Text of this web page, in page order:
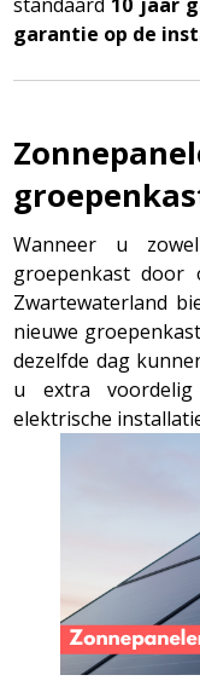
standaard 10 jaar
garantie op de
Wanneer u
groepenkast door
Zwartewaterland
nieuwe
dezelfde dag
u extra
elektrische